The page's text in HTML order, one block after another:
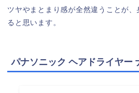
ツヤやまとまり感が全然違うことが、
ると思います。
パナソニック ヘアドライヤー